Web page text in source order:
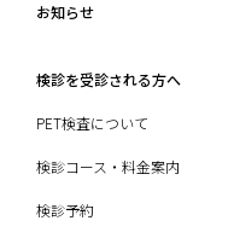
お知らせ
検診を受診される方へ
PET検査について
検診コース・料金案内
検診予約